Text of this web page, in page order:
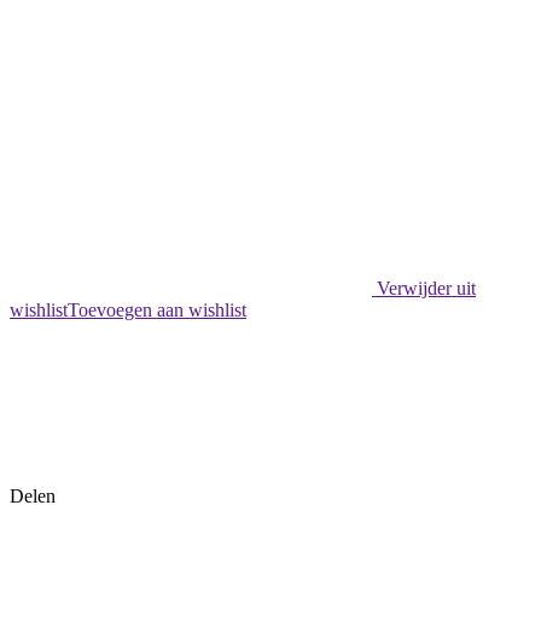
Verwijder uit
wishlistToevoegen aan wishlist
Delen